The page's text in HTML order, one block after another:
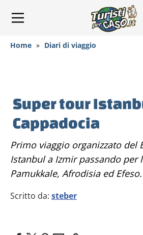
Home » Diari di viaggio
Super tour
Cappadocia
Primo viaggio organizzato del Berto e Rova da
Istanbul a Izmir passando per
Pamukkale, Afrodisia ed Efeso.
Scritto da: steber